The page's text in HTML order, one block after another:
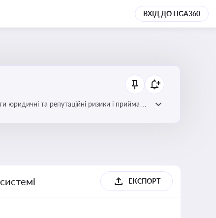
ВХІД ДО LIGA360
та репутаційні ризики і приймати
ЕКСПОРТ